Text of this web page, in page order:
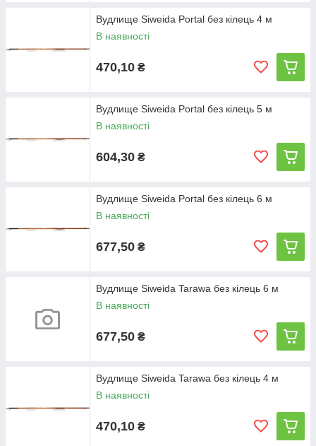
Вудлище Siweida Portal без кілець 4 м
В наявності
470,10 ₴
Вудлище Siweida Portal без кілець 5 м
В наявності
604,30 ₴
Вудлище Siweida Portal без кілець 6 м
В наявності
677,50 ₴
Вудлище Siweida Tarawa без кілець 6 м
В наявності
677,50 ₴
Вудлище Siweida Tarawa без кілець 4 м
В наявності
470,10 ₴